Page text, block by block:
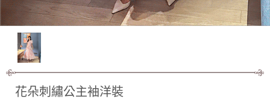
花朵刺繡公主袖洋裝